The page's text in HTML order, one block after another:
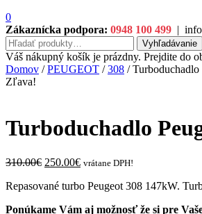
0
Zákaznícka podpora: 0948 100 499 |
Hľadať:
Vyhľadávanie
Váš nákupný košík je prázdny. Prejdite do
Domov /PEUGEOT /308 /
Zľava!
Turboduchadlo
310.00€ Original
was:
250.00€Current
is:
vrátane DPH!
Repasované turbo Peugeot 308 147kW.
Ponúkame Vám aj možnosť že si pre